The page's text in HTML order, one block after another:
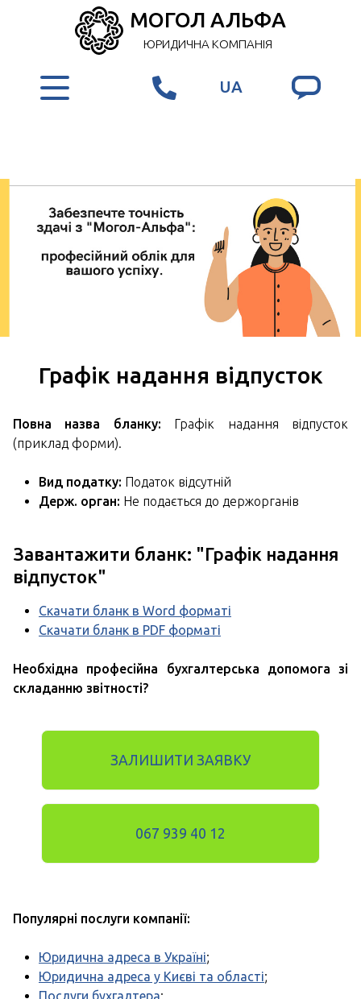
МОГОЛ АЛЬФА
ЮРИДИЧНА КОМПАНІЯ
UA
Графік надання відпусток
Повна назва бланку: Графік надання відпусток
(приклад форми).
Вид податку: Податок відсутній
Держ. орган: Не подається до держорганів
Завантажити бланк: "Графік надання
відпусток"
Скачати бланк в Word форматі
Скачати бланк в PDF форматі
Необхідна професійна бухгалтерська допомога зі
складанню звітності?
ЗАЛИШИТИ ЗАЯВКУ
067 939 40 12
Популярні послуги компанії:
Юридична адреса в Україні;
Юридична адреса у Києві та області;
Послуги бухгалтера;